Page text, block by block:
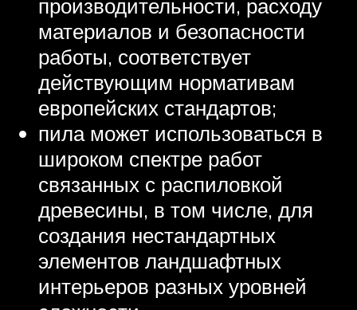
производительности, расходу
материалов и безопасности
работы, соответствует
действующим нормативам
европейских стандартов;
пила может использоваться в
широком спектре работ
связанных с распиловкой
древесины, в том числе, для
создания нестандартных
элементов ландшафтных
интерьеров разных уровней